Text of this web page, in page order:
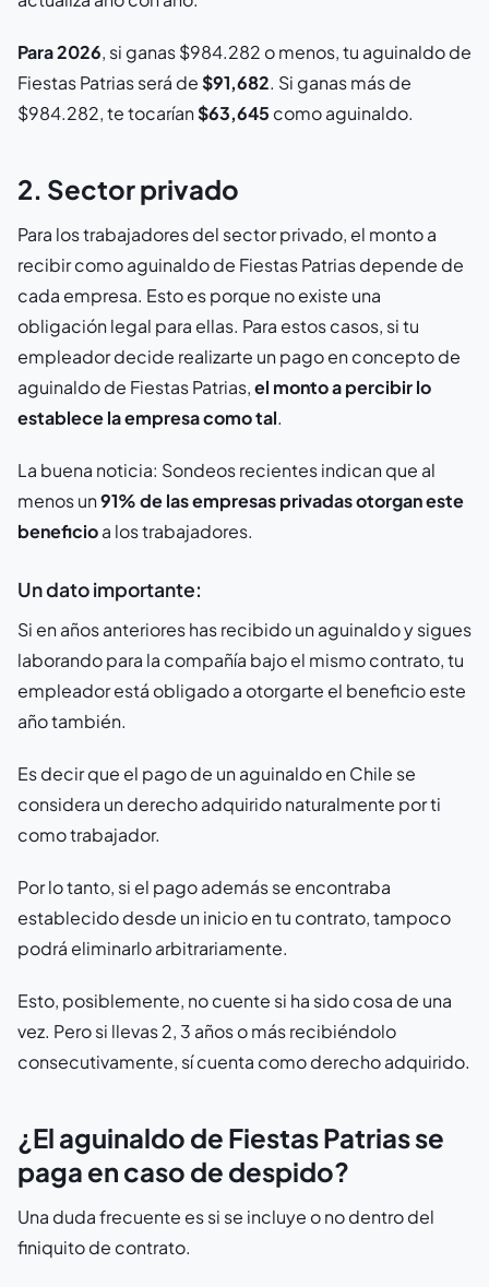
Para 2026, si ganas $984.282 o menos, tu aguinaldo de
Fiestas Patrias será de$91,682. Si ganas más de
$984.282, te tocarían$63,645 como aguinaldo.
2. Sector privado
Para los trabajadores del sector privado, el monto a
recibir como aguinaldo de Fiestas Patrias depende de
cada empresa. Esto es porque no existe una
obligación legal para ellas. Para estos casos, si tu
empleador decide realizarte un pago en concepto de
aguinaldo de Fiestas Patrias,el monto a percibir lo
establece la empresa como tal.
La buena noticia: Sondeos recientes indican que al
menos un91% de las empresas privadas otorgan este
beneficioa los trabajadores.
Un dato importante:
Si en años anteriores has recibido un aguinaldo y sigues
laborando para la compañía bajo el mismo contrato, tu
empleador está obligado a otorgarte el beneficio este
año también.
Es decir que el pago de un aguinaldo en Chile se
considera un derecho adquirido naturalmente por ti
como trabajador.
Por lo tanto, si el pago además se encontraba
establecido desde un inicio en tu contrato, tampoco
podrá eliminarlo arbitrariamente.
Esto, posiblemente, no cuente si ha sido cosa de una
vez. Pero si llevas 2, 3 años o más recibiéndolo
consecutivamente, sí cuenta como derecho adquirido.
¿El aguinaldo de Fiestas Patrias se
paga en caso de despido?
Una duda frecuente es si se incluye o no dentro del
finiquito de contrato.